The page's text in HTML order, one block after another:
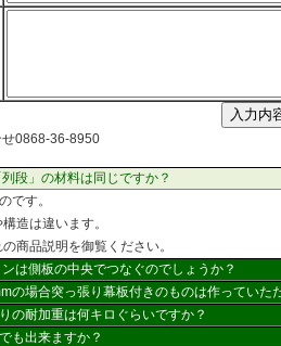
せ0868-36-8950
段」の材料は同じですか？
です。
造は違います。
商品説明を御覧ください。
は側板の中央でつなぐのでしょうか？
の場合突っ張り幕板付きのものは作っていた
の耐加重は何キロぐらいですか？
も出来ますか？